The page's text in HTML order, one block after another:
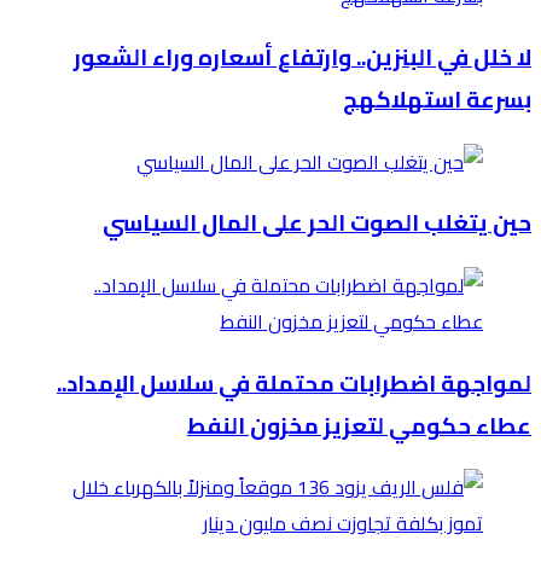
لا خلل في البنزين.. وارتفاع أسعاره وراء الشعور
بسرعة استهلاكهج
حين يتغلب الصوت الحر على المال السياسي
لمواجهة اضطرابات محتملة في سلاسل الإمداد..
عطاء حكومي لتعزيز مخزون النفط